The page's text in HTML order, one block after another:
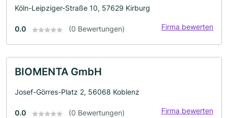
Köln-Leipziger-Straße 10, 57629 Kirburg
0.0 (0 Bewertungen) Firma bewerten
BIOMENTA GmbH
Josef-Görres-Platz 2, 56068 Koblenz
0.0 (0 Bewertungen) Firma bewerten